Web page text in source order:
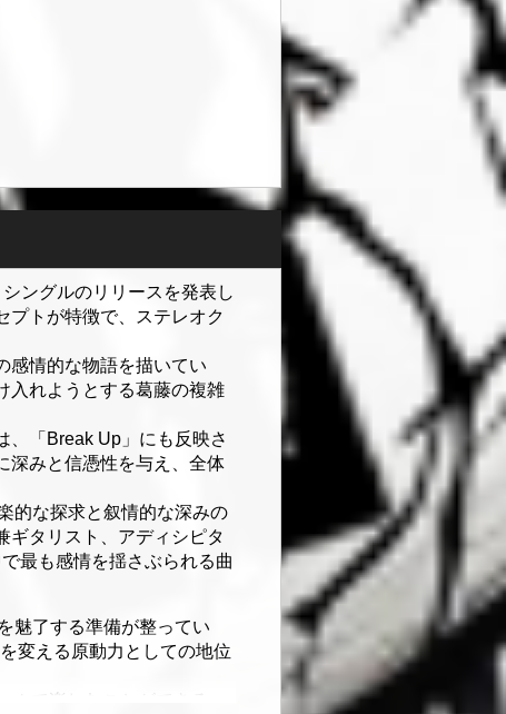
ングルのリリースを発表し
プトが特徴で、ステレオク
感情的な物語を描いてい
入れようとする葛藤の複雑
、「Break Up」にも反映さ
深みと信憑性を与え、全体
的な探求と叙情的な深みの
ギタリスト、アディシピタ
最も感情を揺さぶられる曲
魅了する準備が整ってい
変える原動力としての地位
で楽しむことができる。